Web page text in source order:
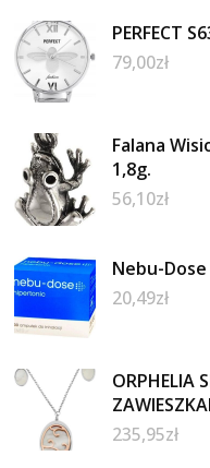
PERFECT
79,00zł
Falana
1,8g.
56,10zł
Nebu-
20,49zł
ORPHELIA
235,95zł